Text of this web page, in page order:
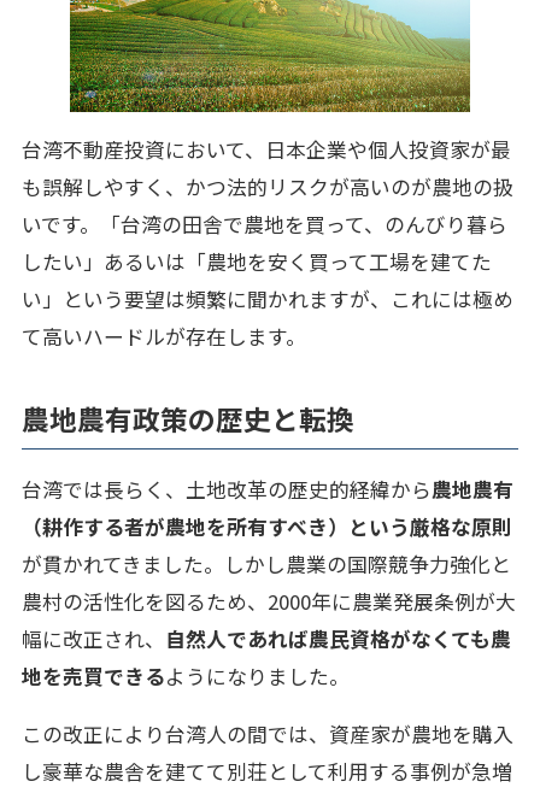
台湾不動産投資において、日本企業や個人投資家が最
も誤解しやすく、かつ法的リスクが高いのが農地の扱
いです。「台湾の田舎で農地を買って、のんびり暮ら
したい」あるいは「農地を安く買って工場を建てた
い」という要望は頻繁に聞かれますが、これには極め
て高いハードルが存在します。
農地農有政策の歴史と転換
台湾では長らく、土地改革の歴史的経緯から農地農有
（耕作する者が農地を所有すべき）という厳格な原則
が貫かれてきました。しかし農業の国際競争力強化と
農村の活性化を図るため、2000年に農業発展条例が大
幅に改正され、 自然人であれば農民資格がなくても農
地を売買できるようになりました。
この改正により台湾人の間では、資産家が農地を購入
し豪華な農舎を建てて別荘として利用する事例が急増